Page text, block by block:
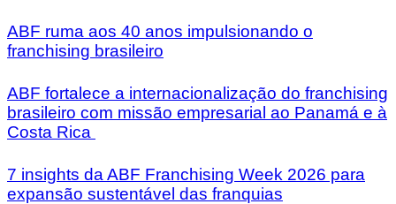
ABF ruma aos 40 anos impulsionando o
franchising brasileiro
ABF fortalece a internacionalização do franchising
brasileiro com missão empresarial ao Panamá e à
Costa Rica
7 insights da ABF Franchising Week 2026 para
expansão sustentável das franquias